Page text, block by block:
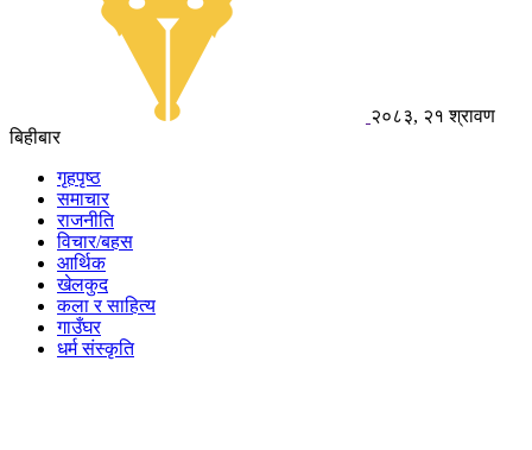
२०८३, २१ श्रावण
बिहीबार
गृहपृष्ठ
समाचार
राजनीति
विचार/बहस
आर्थिक
खेलकुद
कला र साहित्य
गाउँघर
धर्म संस्कृति